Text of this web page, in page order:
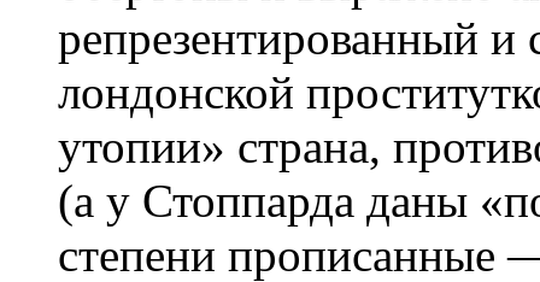
репрезентированный
лондонской
утопии» страна,
(а у Стоппарда даны
степени